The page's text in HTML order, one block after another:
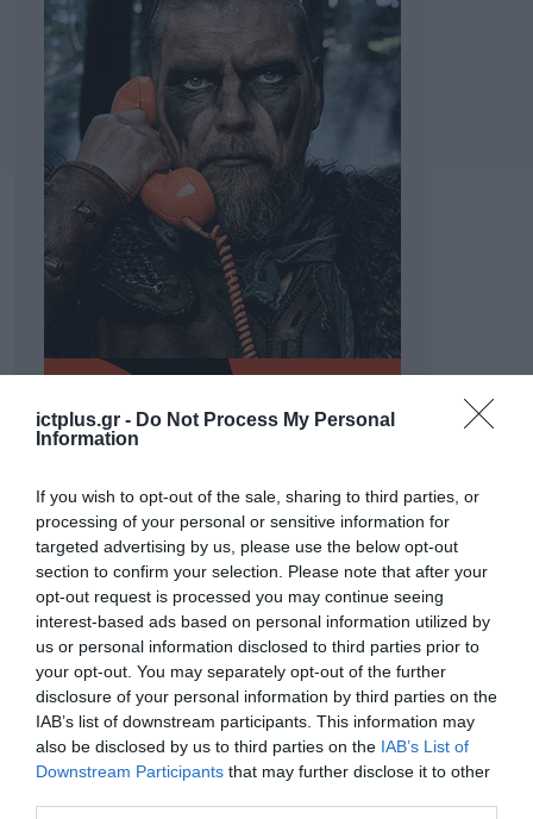
ictplus.gr - Do Not Process My Personal
Information
If you wish to opt-out of the sale, sharing to third parties, or
processing of your personal or sensitive information for
targeted advertising by us, please use the below opt-out
section to confirm your selection. Please note that after your
opt-out request is processed you may continue seeing
interest-based ads based on personal information utilized by
us or personal information disclosed to third parties prior to
your opt-out. You may separately opt-out of the further
disclosure of your personal information by third parties on the
IAB’s list of downstream participants. This information may
also be disclosed by us to third parties on the IAB’s List of
Downstream Participants that may further disclose it to other
ΡΟΗ ΕΙΔΗΣΕΩΝ
Το χρηματοδοτούμενο
από την ΕΕ έργο “The
Gaming Police”
ενισχύει την ασφάλεια
των παιδιών στο
διαδίκτυο
31.07.2026